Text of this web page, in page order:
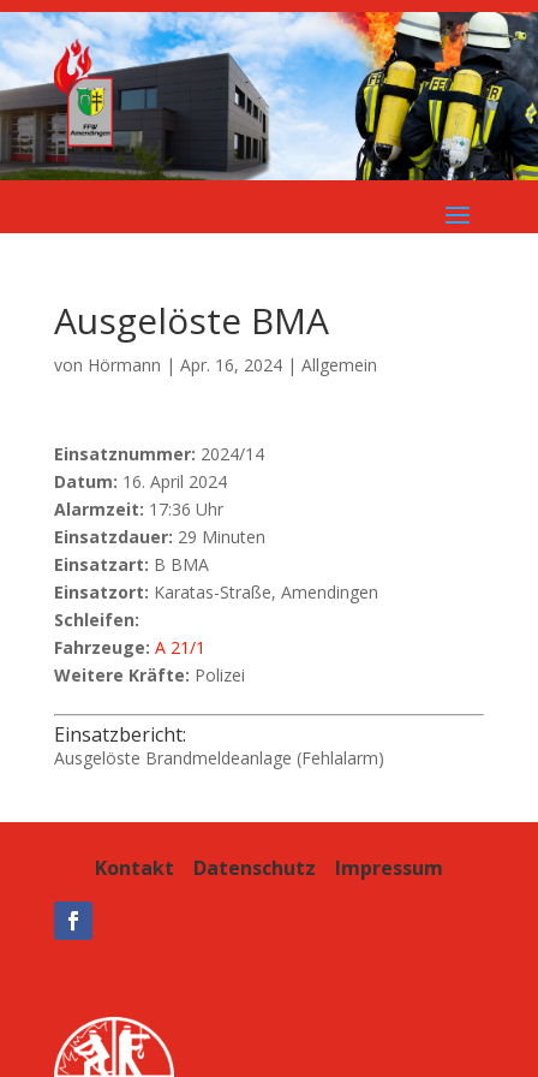
Ausgelöste BMA
von Hörmann | Apr. 16, 2024| Allgemein
Einsatznummer: 2024/14
Datum: 16. April 2024
Alarmzeit: 17:36 Uhr
Einsatzdauer: 29 Minuten
Einsatzart: B BMA
Einsatzort: Karatas-Straße, Amendingen
Schleifen:
Fahrzeuge: A 21/1
Weitere Kräfte: Polizei
Einsatzbericht:
Ausgelöste Brandmeldeanlage (Fehlalarm)
Kontakt Datenschutz Impressum